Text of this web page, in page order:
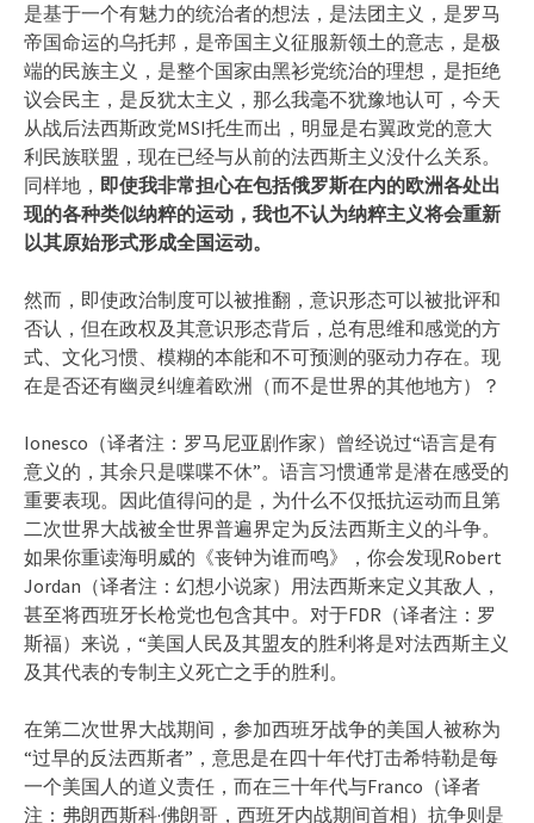
是基于一个有魅力的统治者的想法，是法团主义，是罗马
帝国命运的乌托邦，是帝国主义征服新领土的意志，是极
端的民族主义，是整个国家由黑衫党统治的理想，是拒绝
议会民主，是反犹太主义，那么我毫不犹豫地认可，今天
从战后法西斯政党MSI托生而出，明显是右翼政党的意大
利民族联盟，现在已经与从前的法西斯主义没什么关系。
同样地， 即使我非常担心在包括俄罗斯在内的欧洲各处出
现的各种类似纳粹的运动，我也不认为纳粹主义将会重新
以其原始形式形成全国运动。
然而，即使政治制度可以被推翻，意识形态可以被批评和
否认，但在政权及其意识形态背后，总有思维和感觉的方
式、文化习惯、模糊的本能和不可预测的驱动力存在。现
在是否还有幽灵纠缠着欧洲（而不是世界的其他地方）？
Ionesco（译者注：罗马尼亚剧作家）曾经说过“语言是有
意义的，其余只是喋喋不休”。语言习惯通常是潜在感受的
重要表现。因此值得问的是，为什么不仅抵抗运动而且第
二次世界大战被全世界普遍界定为反法西斯主义的斗争。
如果你重读海明威的《丧钟为谁而鸣》，你会发现Robert
Jordan（译者注：幻想小说家）用法西斯来定义其敌人，
甚至将西班牙长枪党也包含其中。对于FDR（译者注：罗
斯福）来说，“美国人民及其盟友的胜利将是对法西斯主义
及其代表的专制主义死亡之手的胜利。
在第二次世界大战期间，参加西班牙战争的美国人被称为
“过早的反法西斯者”，意思是在四十年代打击希特勒是每
一个美国人的道义责任，而在三十年代与Franco（译者
注：弗朗西斯科·佛朗哥，西班牙内战期间首相）抗争则是